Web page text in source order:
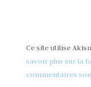
Ce site utilise
savoir plus sur la
commentaires